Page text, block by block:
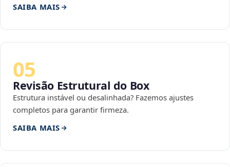
SAIBA MAIS
05
Revisão Estrutural do Box
Estrutura instável ou desalinhada? Fazemos ajustes
completos para garantir firmeza.
SAIBA MAIS